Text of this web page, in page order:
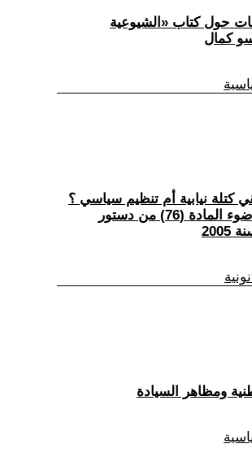
حول كتاب «الشيوعية
كمال
كتلة نيابية أم تنظيم سياسي ؟
دراسة تحليلية في ضوء المادة (76) من دستور